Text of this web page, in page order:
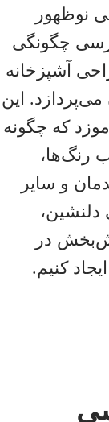
نوظهور
چگونگی
آشپزخانه
این
که چگونه
رنگ‌ها،
و سایر
دلنشین،
در
کنیم.